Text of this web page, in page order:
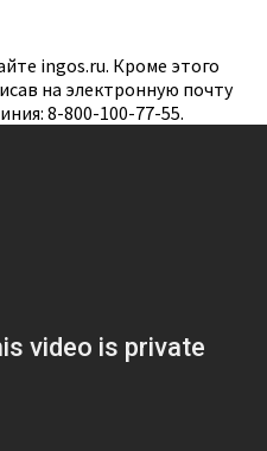
ingos.ru. Кроме этого
на электронную почту
8-800-100-77-55.